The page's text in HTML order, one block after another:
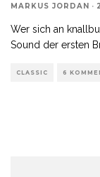
MARKUS JORDAN ·
Wer sich an
Sound der ersten
CLASSIC 6